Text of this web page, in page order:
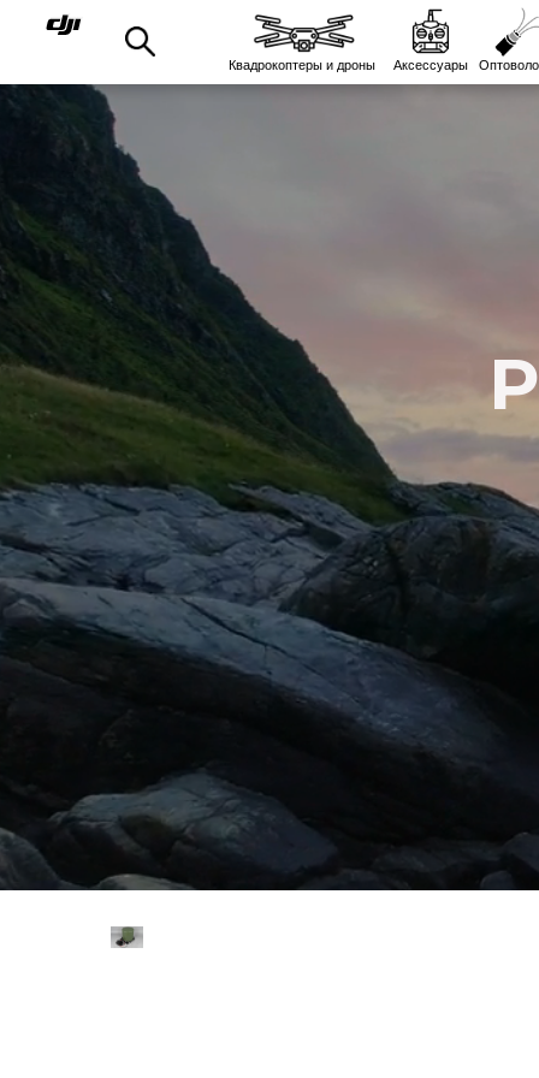
Квадрокоптеры и дроны Аксессуары